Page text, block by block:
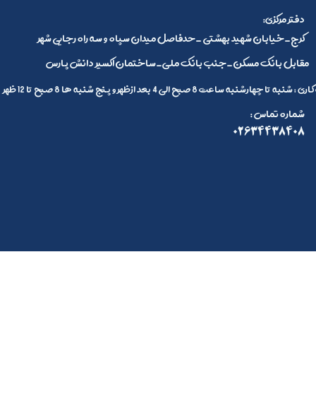
کرج_خیابان شهید بهشتی _حدفاصل میدان سپاه و سه راه رجایی شهر
مقابل بانک مسکن_جنب بانک ملی_ساختمان اکسیر دانش پارس
:دفتر مرکزی
چهارشنبه ساعت 8 صبح الی 4 بعد ازظهر و پنج شنبه ها 8 صبح تا 12 ظهر
: شماره تماس
02634438408